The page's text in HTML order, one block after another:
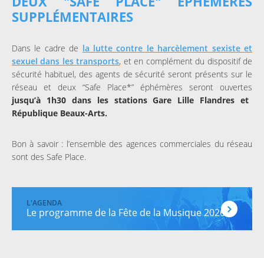
SUPPLÉMENTAIRES
Dans le cadre de la lutte contre le harcèlement sexiste et
sexuel dans les transports, et en complément du dispositif de
sécurité habituel, des agents de sécurité seront présents sur le
réseau et deux “Safe Place*” éphémères seront ouvertes
jusqu’à 1h30 dans les stations Gare Lille Flandres et
République Beaux-Arts.
Bon à savoir : l’ensemble des agences commerciales du réseau
sont des Safe Place.
Le programme de la Fête de la Musique 2026